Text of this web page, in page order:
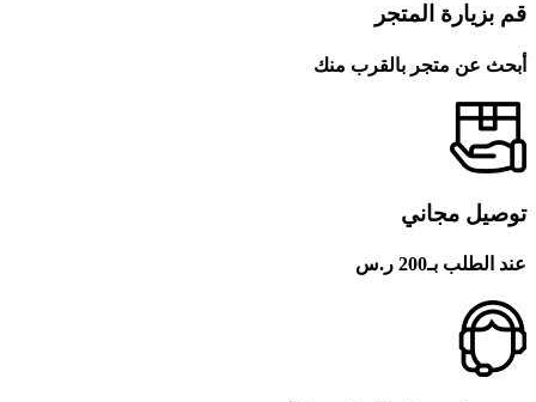
قم بزيارة المتجر
أبحث عن متجر بالقرب منك
توصيل مجاني
عند الطلب بـ200 ر.س